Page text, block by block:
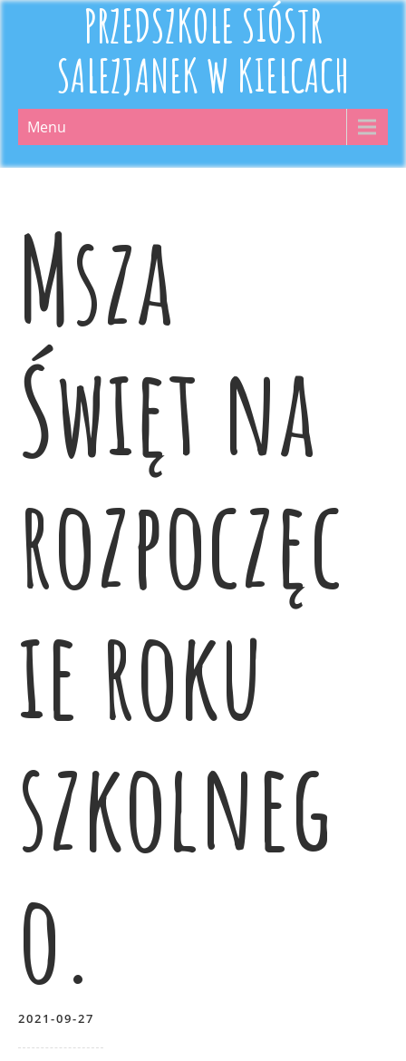
PRZEDSZKOLE SIÓSTR
SALEZJANEK W KIELCACH
Menu
Msza
Święt na
rozpoczęc
ie roku
szkolneg
o.
2021-09-27